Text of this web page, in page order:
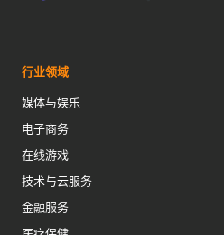
行业领域
媒体与娱乐
电子商务
在线游戏
技术与云服务
金融服务